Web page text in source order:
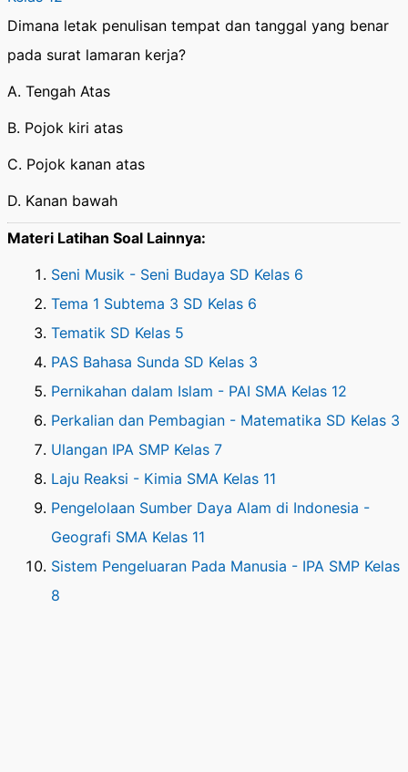
Dimana letak penulisan tempat dan tanggal yang benar
pada surat lamaran kerja?
A. Tengah Atas
B. Pojok kiri atas
C. Pojok kanan atas
D. Kanan bawah
Materi Latihan Soal Lainnya:
Seni Musik - Seni Budaya SD Kelas 6
Tema 1 Subtema 3 SD Kelas 6
Tematik SD Kelas 5
PAS Bahasa Sunda SD Kelas 3
Pernikahan dalam Islam - PAI SMA Kelas 12
Perkalian dan Pembagian - Matematika SD Kelas 3
Ulangan IPA SMP Kelas 7
Laju Reaksi - Kimia SMA Kelas 11
Pengelolaan Sumber Daya Alam di Indonesia -
Geografi SMA Kelas 11
Sistem Pengeluaran Pada Manusia - IPA SMP Kelas
8